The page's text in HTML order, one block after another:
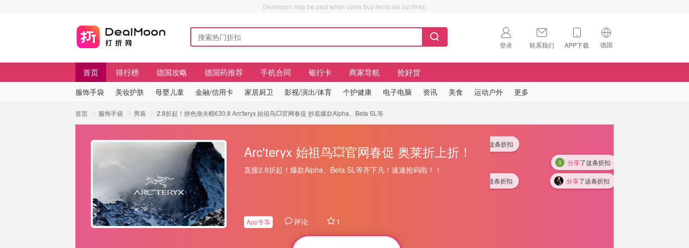
Dealmoon may be paid when users buy items via our links.
登录 联系我们 APP下载
Download the
Android App
德国
🇺🇸
🇩🇪德国
🇫🇷法国
首页 排行榜 德国攻略 德国药推荐 手机合同 银行卡 商家导航 抢好货
服饰手袋 美妆护肤 母婴儿童 金融/信用卡 家居厨卫 影视/演出/体育 个护健康 电子电脑 资讯 美食 运动户外 更多
首页 服饰手袋 男装 2.8折起！拼色渔夫帽€30.8 Arc'teryx 始祖鸟💥官网春促 抄底爆款Alpha、Beta SL等
Arc'teryx 始祖鸟💥官网春促 奥莱折上折！
直接2.8折起！爆款Alpha、Beta SL等齐下凡！速速抢码啦！！
App专享 评论 1
分享了这条折扣
分享了这条折扣
了这条折扣
了这条折扣